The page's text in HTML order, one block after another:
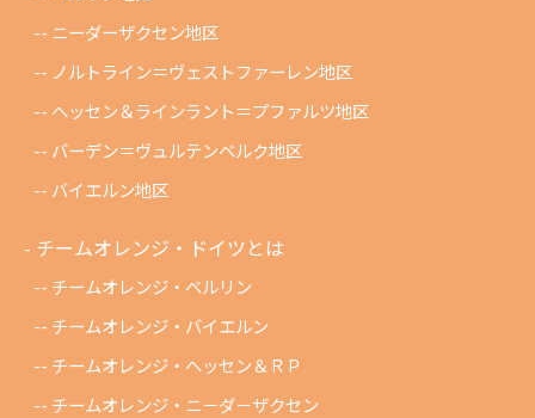
ニーダーザクセン地区
ノルトライン＝ヴェストファーレン地区
ヘッセン＆ラインラント＝プファルツ地区
バーデン＝ヴュルテンベルク地区
バイエルン地区
チームオレンジ・ドイツとは
チームオレンジ・ベルリン
チームオレンジ・バイエルン
チームオレンジ・ヘッセン＆ＲＰ
チームオレンジ・ニ－ダ－ザクセン